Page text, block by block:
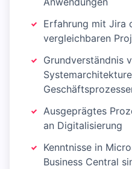
Erfahrung mit Jira
vergleichbaren
Grundverständnis
Ausgeprägtes
an Digitalisierung
Kenntnisse in
Business Central